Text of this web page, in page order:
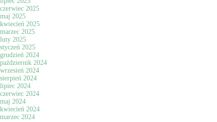
czerwiec 2025
maj 2025
kwiecień 2025
marzec 2025
luty 2025
styczeń 2025
grudzień 2024
październik 2024
wrzesień 2024
sierpień 2024
lipiec 2024
czerwiec 2024
maj 2024
kwiecień 2024
marzec 2024